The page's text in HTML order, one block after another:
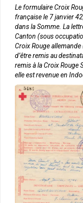
Le formulaire Croix
française le 7 janvier
dans la Somme. La
Canton (sous
Croix Rouge
d’être remis au
remis à la Croix Rouge
elle est revenue en